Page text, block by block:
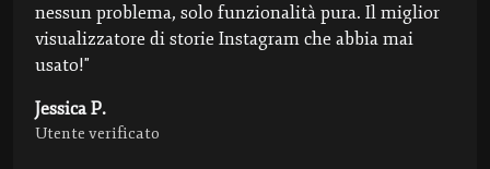
nessun problema, solo funzionalità pura. Il miglior
visualizzatore di storie Instagram che abbia mai
usato!"
Jessica P.
Utente verificato